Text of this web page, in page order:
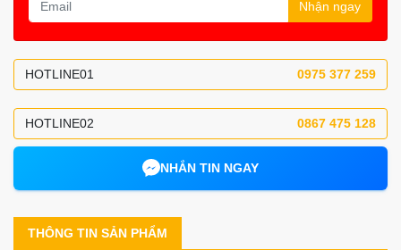
Nhận ngay
HOTLINE01 0975 377 259
HOTLINE02 0867 475 128
NHẮN TIN NGAY
THÔNG TIN SẢN PHẨM